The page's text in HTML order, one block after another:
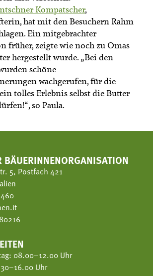
Kompatscher,
hat mit den Besuchern Rahm
Ein mitgebrachter
früher, zeigte wie noch zu Omas
hergestellt wurde. „Bei den
schöne
wachgerufen, für die
tolles Erlebnis selbst die Butter
so Paula.
BÄUERINNENORGANISATION
5, Postfach 421
08.00–12.00 Uhr
Uhr